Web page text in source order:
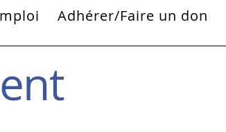
Adhérer/Faire un don